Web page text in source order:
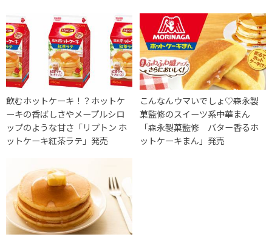
飲むホットケーキ！？ホットケ
ーキの香ばしさやメープルシロ
ップのような甘さ「リプトン ホ
ットケーキ紅茶ラテ」発売
こんなんウマいでしょ♡森永製
菓監修のスイーツ系中華まん
「森永製菓監修 バター香るホ
ットケーキまん」発売